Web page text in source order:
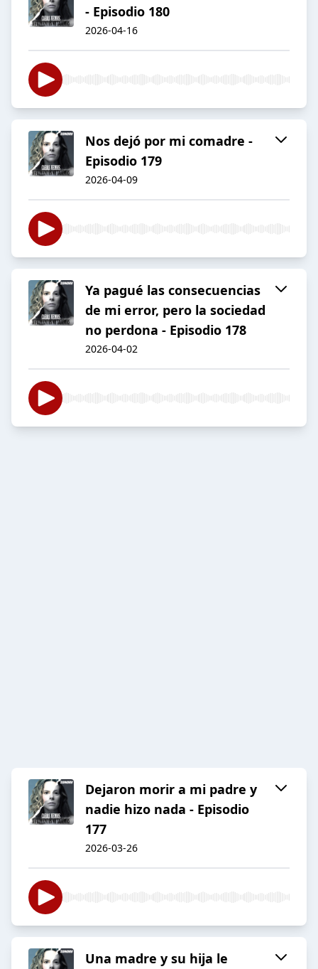
- Episodio 180
2026-04-16
Nos dejó por mi comadre -
Episodio 179
2026-04-09
Ya pagué las consecuencias
de mi error, pero la sociedad
no perdona - Episodio 178
2026-04-02
Dejaron morir a mi padre y
nadie hizo nada - Episodio
177
2026-03-26
Una madre y su hija le